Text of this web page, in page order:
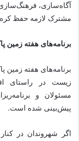
آگاه‌سازی،
مشترک لازمه حفظ
برنامه‌های هفته
برنامه‌های هفته زمین
زیست در راستای
مسئولان و
پیش‌بینی شده است.
اگر شهروندان در